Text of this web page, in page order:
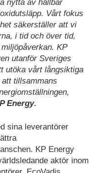
nytta av hållbar
Vårt fokus
säkerställer att vi
i tid och över tid,
KP
utanför Sveriges
utöka vårt långsiktiga
tillsammans
Energy.
sina leverantörer
KP Energy
aktör inom